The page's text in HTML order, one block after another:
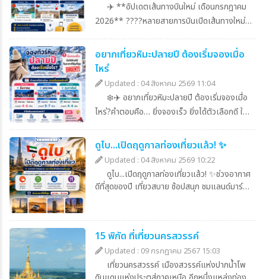
✈️ **อัปเดตเส้นทางบินใหม่ เดือนกรกฎาคม
2026** ????หลายสายการบินเปิดเส้นทางใหม่
เป็น GOL, flydubai, JetBlue, Vietnam
Airlines, Oman Air และ Ryanair???? เดิน
ทางง่ายขึ้น ต่อเครื่องน้อยลง วางแผนเที่ยวได้
สะดวกกว่าเดิม????วางแผนเที่ยวกับ **Good
Holiday**???? [www.goodholidayth.com]
(http://www.goodholidayth.com)????
อยากเที่ยวหิมะปลายปี ต้องเริ่มจองเมื่อ
ไหร่
Updated : 04 สิงหาคม 2569 11:04
❄️✈️ อยากเที่ยวหิมะปลายปี ต้องเริ่มจองเมื่อ
ไหร่?คำตอบคือ… ยิ่งจองเร็ว ยิ่งได้ตัวเลือกดี ใน
Season ทั้งตั๋วเครื่องบิน โรงแรม และที่นั่งทัวร์
เต็มไวมาก✨ วางแผนก่อน เที่ยวสบายกว่า เลือก
โปรแกรมและวันเดินทางได้ถูกใจอยากเที่ยวหิมะ
ปลายปี ทัก Good Holiday วางแผนกันได้เลย!
สอบถามข้อมูลหรือจองทัวร์ Good
ดูไบ...เปิดฤดูกาลท่องเที่ยวแล้ว! ✨
Updated : 04 สิงหาคม 2569 10:22
ดูไบ...เปิดฤดูกาลท่องเที่ยวแล้ว! ✨ช่วงอากาศ
ดีที่สุดของปี เที่ยวสบาย ช้อปสนุก ชมแลนด์มาร์
ทัวร์ดูไบ<<www.goodholidayth.comLINE :
@goodholidayth / https://lin.ee/RQcXn
15 พิกัด ที่เที่ยวนครสวรรค์
Updated : 09 กรกฎาคม 2567 15:03
เที่ยวนครสวรรค์ เมืองสวรรค์แห่งปากน้ำโพ